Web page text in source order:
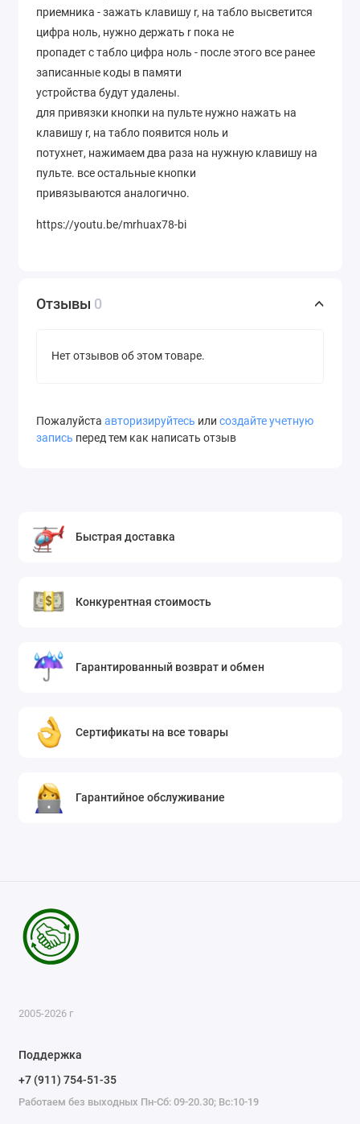
приемника - зажать клавишу r, на табло высветится
цифра ноль, нужно держать r пока не
пропадет с табло цифра ноль - после этого все ранее
записанные коды в памяти
устройства будут удалены.
для привязки кнопки на пульте нужно нажать на
клавишу r, на табло появится ноль и
потухнет, нажимаем два раза на нужную клавишу на
пульте. все остальные кнопки
привязываются аналогично.
https://youtu.be/mrhuax78-bi
Отзывы 0
Нет отзывов об этом товаре.
Пожалуйста авторизируйтесь или создайте учетную
запись перед тем как написать отзыв
Быстрая доставка
Конкурентная стоимость
Гарантированный возврат и обмен
Сертификаты на все товары
Гарантийное обслуживание
2005-2026 г
Поддержка
+7 (911) 754-51-35
Работаем без выходных Пн-Сб: 09-20.30; Вс:10-19